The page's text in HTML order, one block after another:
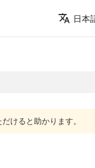
日本
けると助かります。